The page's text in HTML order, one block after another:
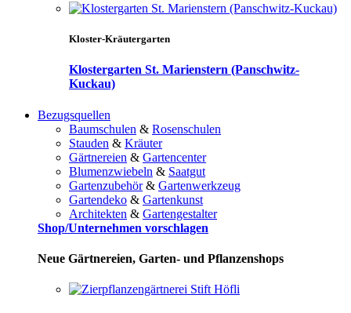
Kloster-Kräutergarten
Klostergarten St. Marienstern (Panschwitz-
Kuckau)
Bezugsquellen
Baumschulen & Rosenschulen
Stauden & Kräuter
Gärtnereien & Gartencenter
Blumenzwiebeln & Saatgut
Gartenzubehör& Gartenwerkzeug
Gartendeko & Gartenkunst
Architekten & Gartengestalter
Shop/Unternehmen vorschlagen
Neue Gärtnereien, Garten- und Pflanzenshops